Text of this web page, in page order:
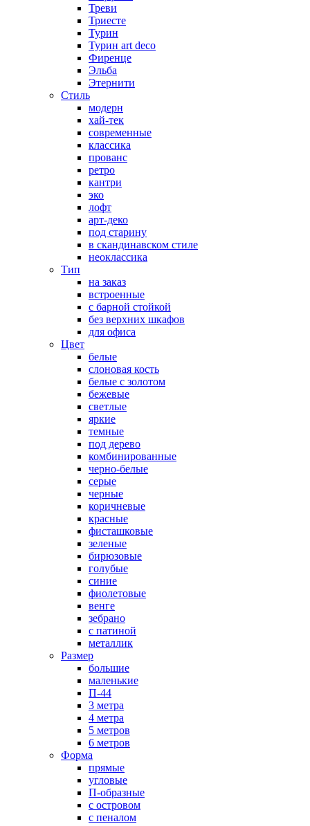
Треви
Триесте
Турин
Турин art deco
Фиренце
Эльба
Этернити
Стиль
модерн
хай-тек
современные
классика
прованс
ретро
кантри
эко
лофт
арт-деко
под старину
в скандинавском стиле
неоклассика
Тип
на заказ
встроенные
с барной стойкой
без верхних шкафов
для офиса
Цвет
белые
слоновая кость
белые с золотом
бежевые
светлые
яркие
темные
под дерево
комбинированные
черно-белые
серые
черные
коричневые
красные
фисташковые
зеленые
бирюзовые
голубые
синие
фиолетовые
венге
зебрано
с патиной
металлик
Размер
большие
маленькие
П-44
3 метра
4 метра
5 метров
6 метров
Форма
прямые
угловые
П-образные
с островом
с пеналом